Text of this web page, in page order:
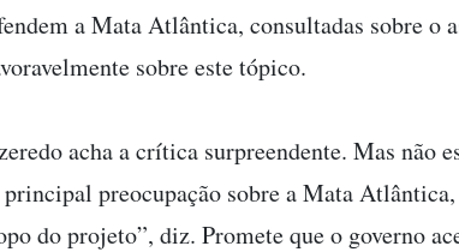
a Mata Atlântica, consultadas sobre o
sobre este tópico.
acha a crítica surpreendente. Mas não
principal preocupação sobre a Mata
do projeto”, diz. Promete que o governo